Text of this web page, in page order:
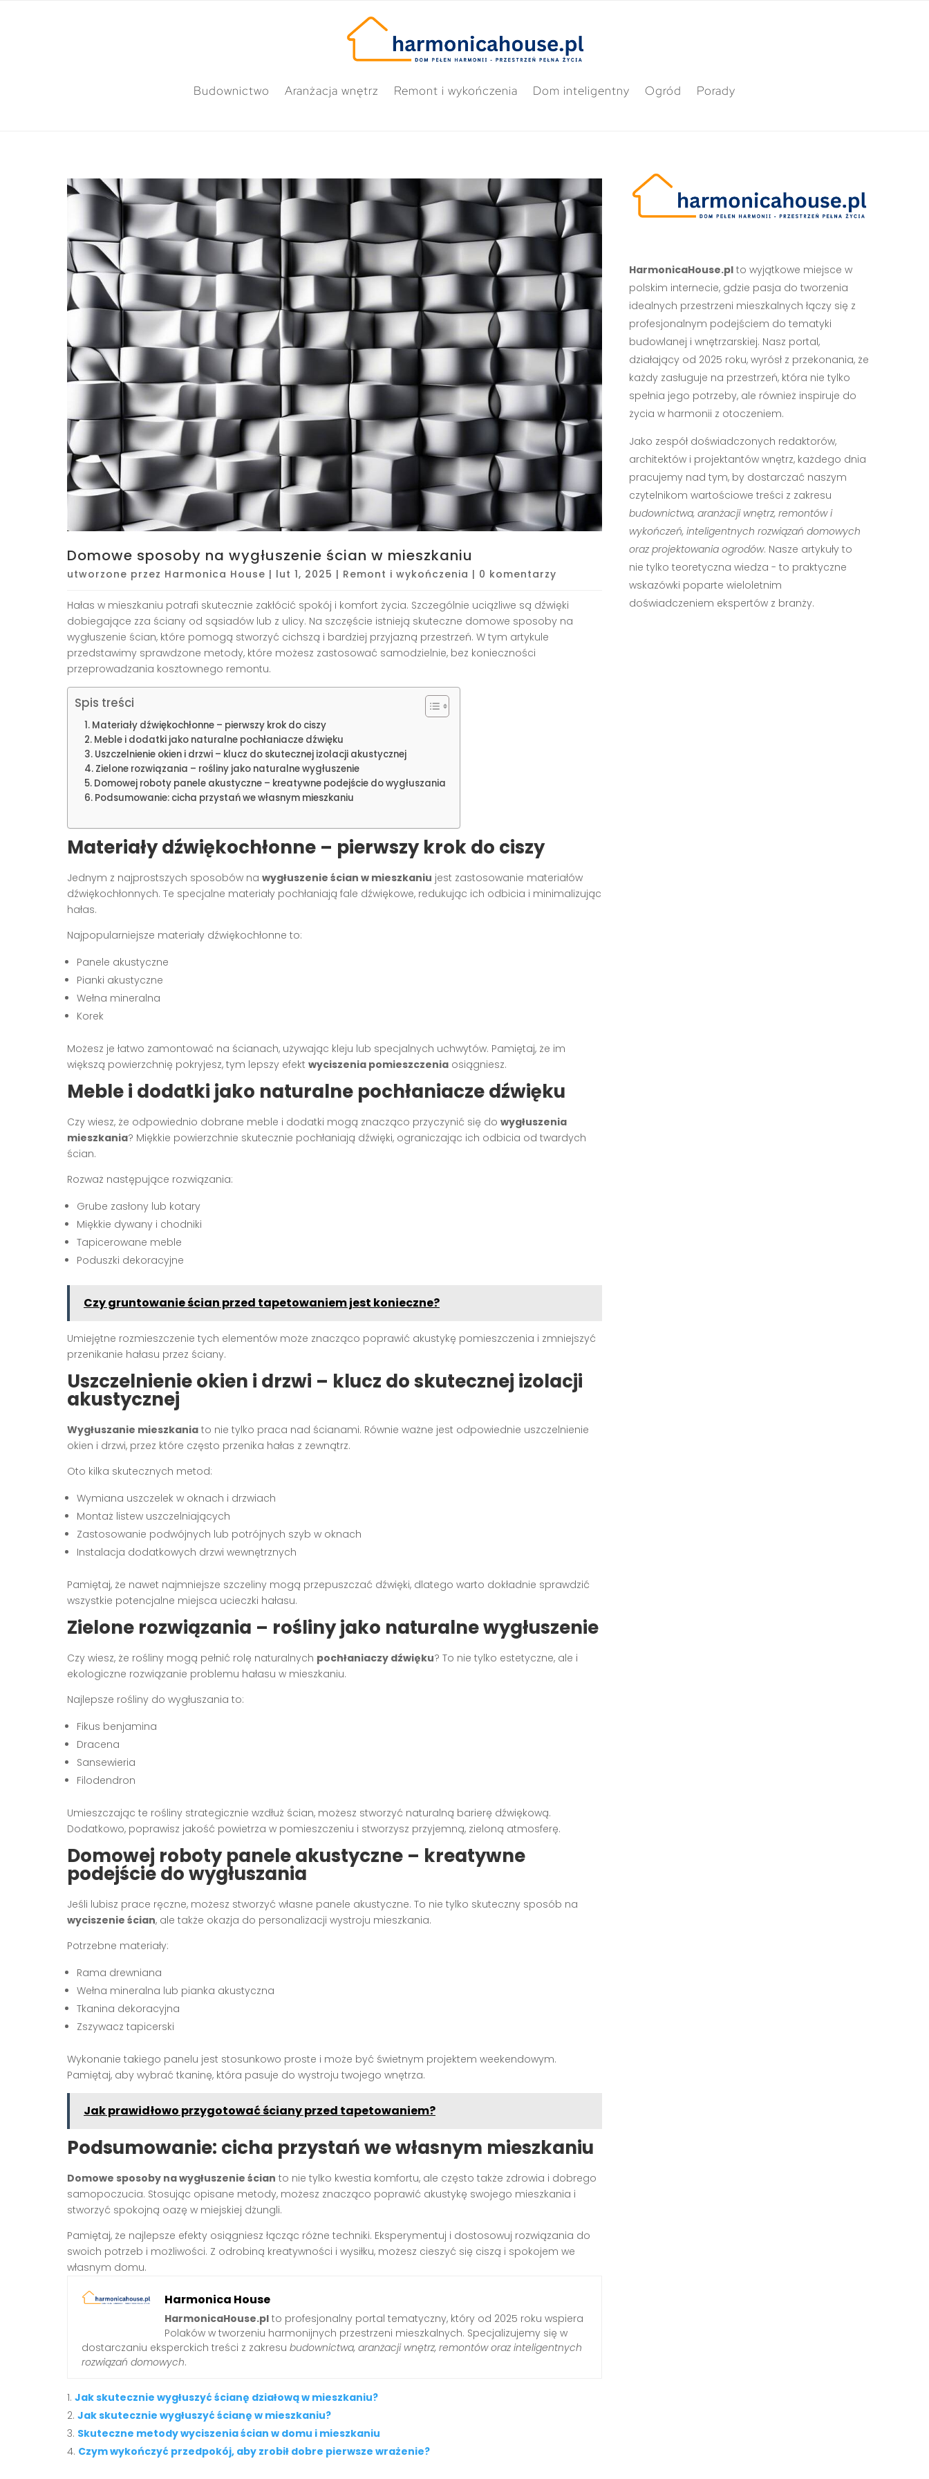
Budownictwo Aranżacja wnętrz Remont i wykończenia Dom inteligentny Ogród Porady
Domowe sposoby na wygłuszenie ścian w mieszkaniu
utworzone przez Harmonica House | lut 1, 2025 | Remont i wykończenia | 0 komentarzy
Hałas w mieszkaniu potrafi skutecznie zakłócić spokój i komfort życia. Szczególnie uciążliwe są dźwięki
dobiegające zza ściany od sąsiadów lub z ulicy. Na szczęście istnieją skuteczne domowe sposoby na
wygłuszenie ścian, które pomogą stworzyć cichszą i bardziej przyjazną przestrzeń. W tym artykule
przedstawimy sprawdzone metody, które możesz zastosować samodzielnie, bez konieczności
przeprowadzania kosztownego remontu.
Spis treści
Materiały dźwiękochłonne – pierwszy krok do ciszy
Meble i dodatki jako naturalne pochłaniacze dźwięku
Uszczelnienie okien i drzwi – klucz do skutecznej izolacji akustycznej
Zielone rozwiązania – rośliny jako naturalne wygłuszenie
Domowej roboty panele akustyczne – kreatywne podejście do wygłuszania
Podsumowanie: cicha przystań we własnym mieszkaniu
Materiały dźwiękochłonne – pierwszy krok do ciszy
Jednym z najprostszych sposobów na wygłuszenie ścian w mieszkaniu jest zastosowanie materiałów
dźwiękochłonnych. Te specjalne materiały pochłaniają fale dźwiękowe, redukując ich odbicia i minimalizując
hałas.
Najpopularniejsze materiały dźwiękochłonne to:
Panele akustyczne
Pianki akustyczne
Wełna mineralna
Korek
Możesz je łatwo zamontować na ścianach, używając kleju lub specjalnych uchwytów. Pamiętaj, że im
większą powierzchnię pokryjesz, tym lepszy efekt wyciszenia pomieszczenia osiągniesz.
Meble i dodatki jako naturalne pochłaniacze dźwięku
Czy wiesz, że odpowiednio dobrane meble i dodatki mogą znacząco przyczynić się do wygłuszenia
mieszkania? Miękkie powierzchnie skutecznie pochłaniają dźwięki, ograniczając ich odbicia od twardych
ścian.
Rozważ następujące rozwiązania:
Grube zasłony lub kotary
Miękkie dywany i chodniki
Tapicerowane meble
Poduszki dekoracyjne
Czy gruntowanie ścian przed tapetowaniem jest konieczne?
Umiejętne rozmieszczenie tych elementów może znacząco poprawić akustykę pomieszczenia i zmniejszyć
przenikanie hałasu przez ściany.
Uszczelnienie okien i drzwi – klucz do skutecznej izolacji
akustycznej
Wygłuszanie mieszkania to nie tylko praca nad ścianami. Równie ważne jest odpowiednie uszczelnienie
okien i drzwi, przez które często przenika hałas z zewnątrz.
Oto kilka skutecznych metod:
Wymiana uszczelek w oknach i drzwiach
Montaż listew uszczelniających
Zastosowanie podwójnych lub potrójnych szyb w oknach
Instalacja dodatkowych drzwi wewnętrznych
Pamiętaj, że nawet najmniejsze szczeliny mogą przepuszczać dźwięki, dlatego warto dokładnie sprawdzić
wszystkie potencjalne miejsca ucieczki hałasu.
Zielone rozwiązania – rośliny jako naturalne wygłuszenie
Czy wiesz, że rośliny mogą pełnić rolę naturalnych pochłaniaczy dźwięku? To nie tylko estetyczne, ale i
ekologiczne rozwiązanie problemu hałasu w mieszkaniu.
Najlepsze rośliny do wygłuszania to:
Fikus benjamina
Dracena
Sansewieria
Filodendron
Umieszczając te rośliny strategicznie wzdłuż ścian, możesz stworzyć naturalną barierę dźwiękową.
Dodatkowo, poprawisz jakość powietrza w pomieszczeniu i stworzysz przyjemną, zieloną atmosferę.
Domowej roboty panele akustyczne – kreatywne
podejście do wygłuszania
Jeśli lubisz prace ręczne, możesz stworzyć własne panele akustyczne. To nie tylko skuteczny sposób na
wyciszenie ścian, ale także okazja do personalizacji wystroju mieszkania.
Potrzebne materiały:
Rama drewniana
Wełna mineralna lub pianka akustyczna
Tkanina dekoracyjna
Zszywacz tapicerski
Wykonanie takiego panelu jest stosunkowo proste i może być świetnym projektem weekendowym.
Pamiętaj, aby wybrać tkaninę, która pasuje do wystroju twojego wnętrza.
Jak prawidłowo przygotować ściany przed tapetowaniem?
Podsumowanie: cicha przystań we własnym mieszkaniu
Domowe sposoby na wygłuszenie ścian to nie tylko kwestia komfortu, ale często także zdrowia i dobrego
samopoczucia. Stosując opisane metody, możesz znacząco poprawić akustykę swojego mieszkania i
stworzyć spokojną oazę w miejskiej dżungli.
Pamiętaj, że najlepsze efekty osiągniesz łącząc różne techniki. Eksperymentuj i dostosowuj rozwiązania do
swoich potrzeb i możliwości. Z odrobiną kreatywności i wysiłku, możesz cieszyć się ciszą i spokojem we
własnym domu.
Harmonica House
HarmonicaHouse.pl to profesjonalny portal tematyczny, który od 2025 roku wspiera
Polaków w tworzeniu harmonijnych przestrzeni mieszkalnych. Specjalizujemy się w
dostarczaniu eksperckich treści z zakresu budownictwa, aranżacji wnętrz, remontów oraz inteligentnych
rozwiązań domowych.
Jak skutecznie wygłuszyć ścianę działową w mieszkaniu?
Jak skutecznie wygłuszyć ścianę w mieszkaniu?
Skuteczne metody wyciszenia ścian w domu i mieszkaniu
Czym wykończyć przedpokój, aby zrobił dobre pierwsze wrażenie?
HarmonicaHouse.plto wyjątkowe miejsce w
polskim internecie, gdzie pasja do tworzenia
idealnych przestrzeni mieszkalnych łączy się z
profesjonalnym podejściem do tematyki
budowlanej i wnętrzarskiej. Nasz portal,
działający od 2025 roku, wyrósł z przekonania, że
każdy zasługuje na przestrzeń, która nie tylko
spełnia jego potrzeby, ale również inspiruje do
życia w harmonii z otoczeniem.
Jako zespół doświadczonych redaktorów,
architektów i projektantów wnętrz, każdego dnia
pracujemy nad tym, by dostarczać naszym
czytelnikom wartościowe treści z zakresu
budownictwa, aranżacji wnętrz, remontów i
wykończeń, inteligentnych rozwiązań domowych
oraz projektowania ogrodów. Nasze artykuły to
nie tylko teoretyczna wiedza - to praktyczne
wskazówki poparte wieloletnim
doświadczeniem ekspertów z branży.